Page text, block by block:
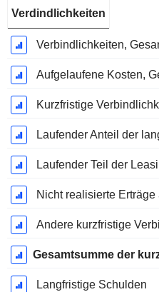
Verdindlichkeiten
Verbindlichkeiten,
Aufgelaufene Kosten,
Kurzfristige
Laufender Anteil der
Laufender Teil der
Nicht realisierte Erträge
Andere kurzfristige
Langfristige Schulden